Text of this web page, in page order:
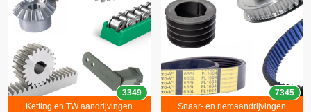
Ketting en TW aandrijvingen
3349
Snaar- en riemaandrijvingen
7345